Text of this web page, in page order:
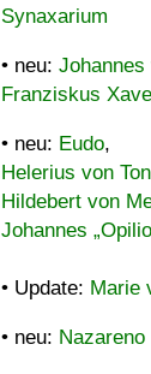
Synaxarium
• neu:
Franziskus
• neu: Eudo,
Helerius von
Hildebert von
Johannes
• Update: Marie
• neu: